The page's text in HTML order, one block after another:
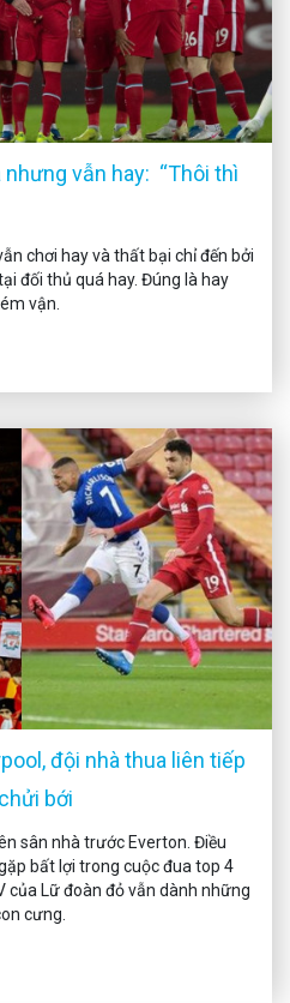
vẫn hay: “Thôi thì
chơi hay và thất bại chỉ đến bởi
đối thủ quá hay. Đúng là hay
vận.
đội nhà thua liên tiếp
bới
sân nhà trước Everton. Điều
bất lợi trong cuộc đua top 4
của Lữ đoàn đỏ vẫn dành những
cưng.